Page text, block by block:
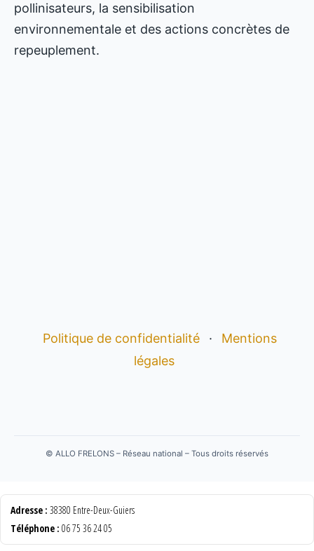
pollinisateurs, la sensibilisation
environnementale et des actions concrètes de
repeuplement.
Politique de confidentialité ·
Mentions
légales
© ALLO FRELONS – Réseau national – Tous droits réservés
Adresse : 38380 Entre-Deux-Guiers
Téléphone : 06 75 36 24 05